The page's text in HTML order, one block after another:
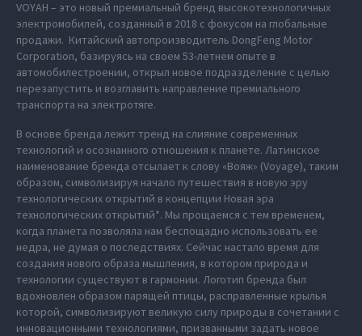
VOYAH – это новый премиальный бренд высокотехнологичных
электромобилей, созданный в 2018 с фокусом на глобальные
продажи. Китайский автопроизводитель DongFeng Motor
Corporation, базируясь на своем 53-летнем опыте в
автомобилестроении, открыл новое подразделение с целью
перезапустить и возглавить направление премиального
транспорта на электротяге.
В основе бренда лежит тренд на слияние современных
технологий и осознанного отношения к планете. Латинское
наименование бренда отсылает к слову «Вояж» (Voyage), таким
образом, символизируя начало путешествия в новую эру
технологических открытий в концепции Новая эра
технологических открытий*. Мы прощаемся с тем временем,
когда планета позволяла нам беспощадно использовать ее
недра, не думая о последствиях. Сейчас настало время для
создания нового образа мышления, в котором природа и
технологии существуют в гармонии. Логотип бренда был
вдохновлен образом парящей птицы, расправленные крылья
которой, символизируют великую силу природы в сочетании с
инновационными технологиями, призванными задать новое